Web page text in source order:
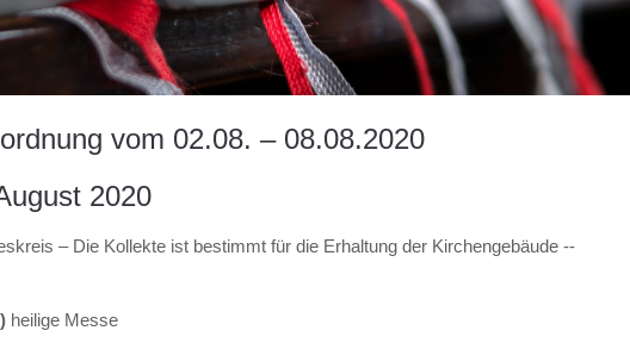
vom 02.08. – 08.08.2020
2020
– Die Kollekte ist bestimmt für die Erhaltung der Kirchengebäude --
heilige Messe